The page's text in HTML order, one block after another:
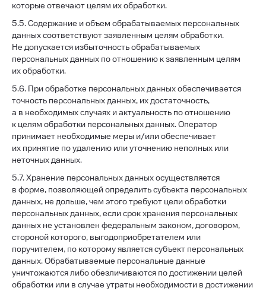
которые отвечают целям их обработки.
5.5. Содержание и объем обрабатываемых персональных
данных соответствуют заявленным целям обработки.
Не допускается избыточность обрабатываемых
персональных данных по отношению к заявленным целям
их обработки.
5.6. При обработке персональных данных обеспечивается
точность персональных данных, их достаточность,
а в необходимых случаях и актуальность по отношению
к целям обработки персональных данных. Оператор
принимает необходимые меры и/или обеспечивает
их принятие по удалению или уточнению неполных или
неточных данных.
5.7. Хранение персональных данных осуществляется
в форме, позволяющей определить субъекта персональных
данных, не дольше, чем этого требуют цели обработки
персональных данных, если срок хранения персональных
данных не установлен федеральным законом, договором,
стороной которого, выгодоприобретателем или
поручителем, по которому является субъект персональных
данных. Обрабатываемые персональные данные
уничтожаются либо обезличиваются по достижении целей
обработки или в случае утраты необходимости в достижении